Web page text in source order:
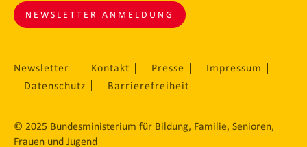
NEWSLETTER ANMELDUNG
Newsletter Kontakt Presse
Impressum
Datenschutz
Barrierefreiheit
© 2025 Bundesministerium für Bildung, Familie, Senioren,
Frauen und Jugend